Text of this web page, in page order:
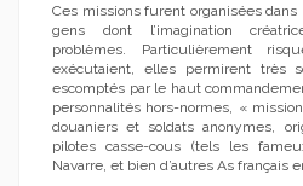
Ces missions furent organisées
gens dont l’imagination
problèmes. Particulièrement
exécutaient, elles permirent très
escomptés par le haut
personnalités hors-normes, «
douaniers et soldats anonymes,
pilotes casse-cous (tels les
Navarre, et bien d’autres As français